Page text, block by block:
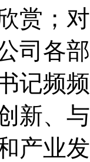
赏；
司各
记频
新、
产业